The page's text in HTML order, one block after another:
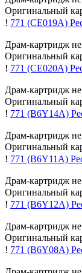
Оригинальный
! 771 (CE019A)
Драм-картридж не
Оригинальный
! 771 (CE020A)
Драм-картридж не
Оригинальный
! 771 (B6Y14A)
Драм-картридж не
Оригинальный
! 771 (B6Y11A)
Драм-картридж не
Оригинальный
! 771 (B6Y12A)
Драм-картридж не
Оригинальный
! 771 (B6Y08A)